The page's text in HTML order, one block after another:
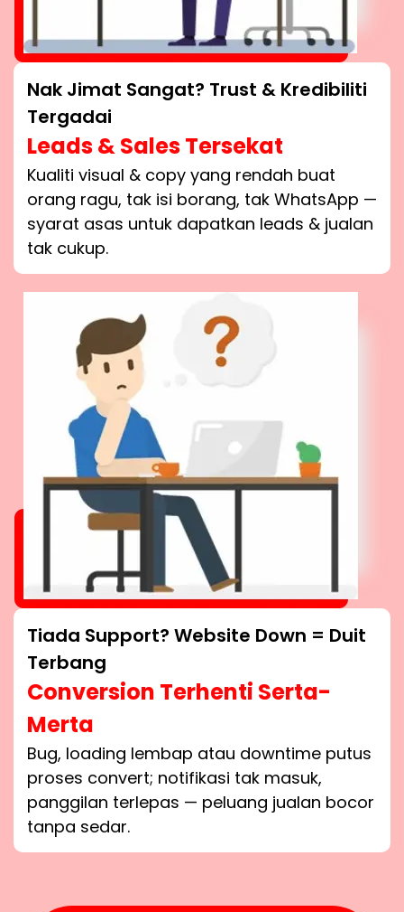
Nak Jimat Sangat? Trust & Kredibiliti
Tergadai
Leads & Sales Tersekat
Kualiti visual & copy yang rendah buat
orang ragu, tak isi borang, tak WhatsApp —
syarat asas untuk dapatkan leads & jualan
tak cukup.
Tiada Support? Website Down = Duit
Terbang
Conversion Terhenti Serta-
Merta
Bug, loading lembap atau downtime putus
proses convert; notifikasi tak masuk,
panggilan terlepas — peluang jualan bocor
tanpa sedar.